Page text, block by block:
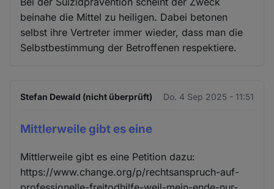
beinahe die Mittel zu heiligen. Dabei betonen
selbst ihre Vertreter immer wieder, dass man die
Selbstbestimmung der Betroffenen respektiere.
Stefan Dewald (nicht überprüft) Do. 4 Sep 2025 - 11:51
Mittlerweile gibt es eine
Mittlerweile gibt es eine Petition dazu:
https://www.change.org/p/rechtsanspruch-auf-